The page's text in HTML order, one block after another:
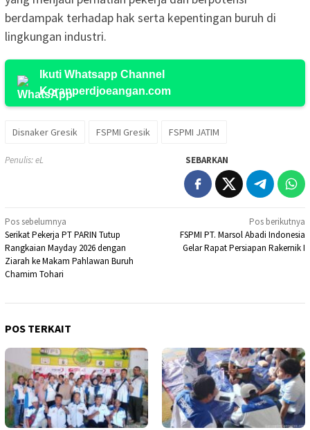
berdampak terhadap hak serta kepentingan buruh di
lingkungan industri.
Ikuti Whatsapp Channel
Koranperdjoeangan.com
Disnaker Gresik FSPMI Gresik FSPMI JATIM
Penulis: eL SEBARKAN
Navigasi
pos
Pos sebelumnya
Serikat Pekerja PT PARIN Tutup
Rangkaian Mayday 2026 dengan
Ziarah ke Makam Pahlawan Buruh
Chamim Tohari
Pos berikutnya
FSPMI PT. Marsol Abadi Indonesia
Gelar Rapat Persiapan Rakernik I
POS TERKAIT